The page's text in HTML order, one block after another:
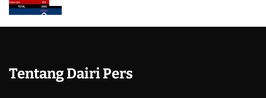
Tentang Dairi Pers